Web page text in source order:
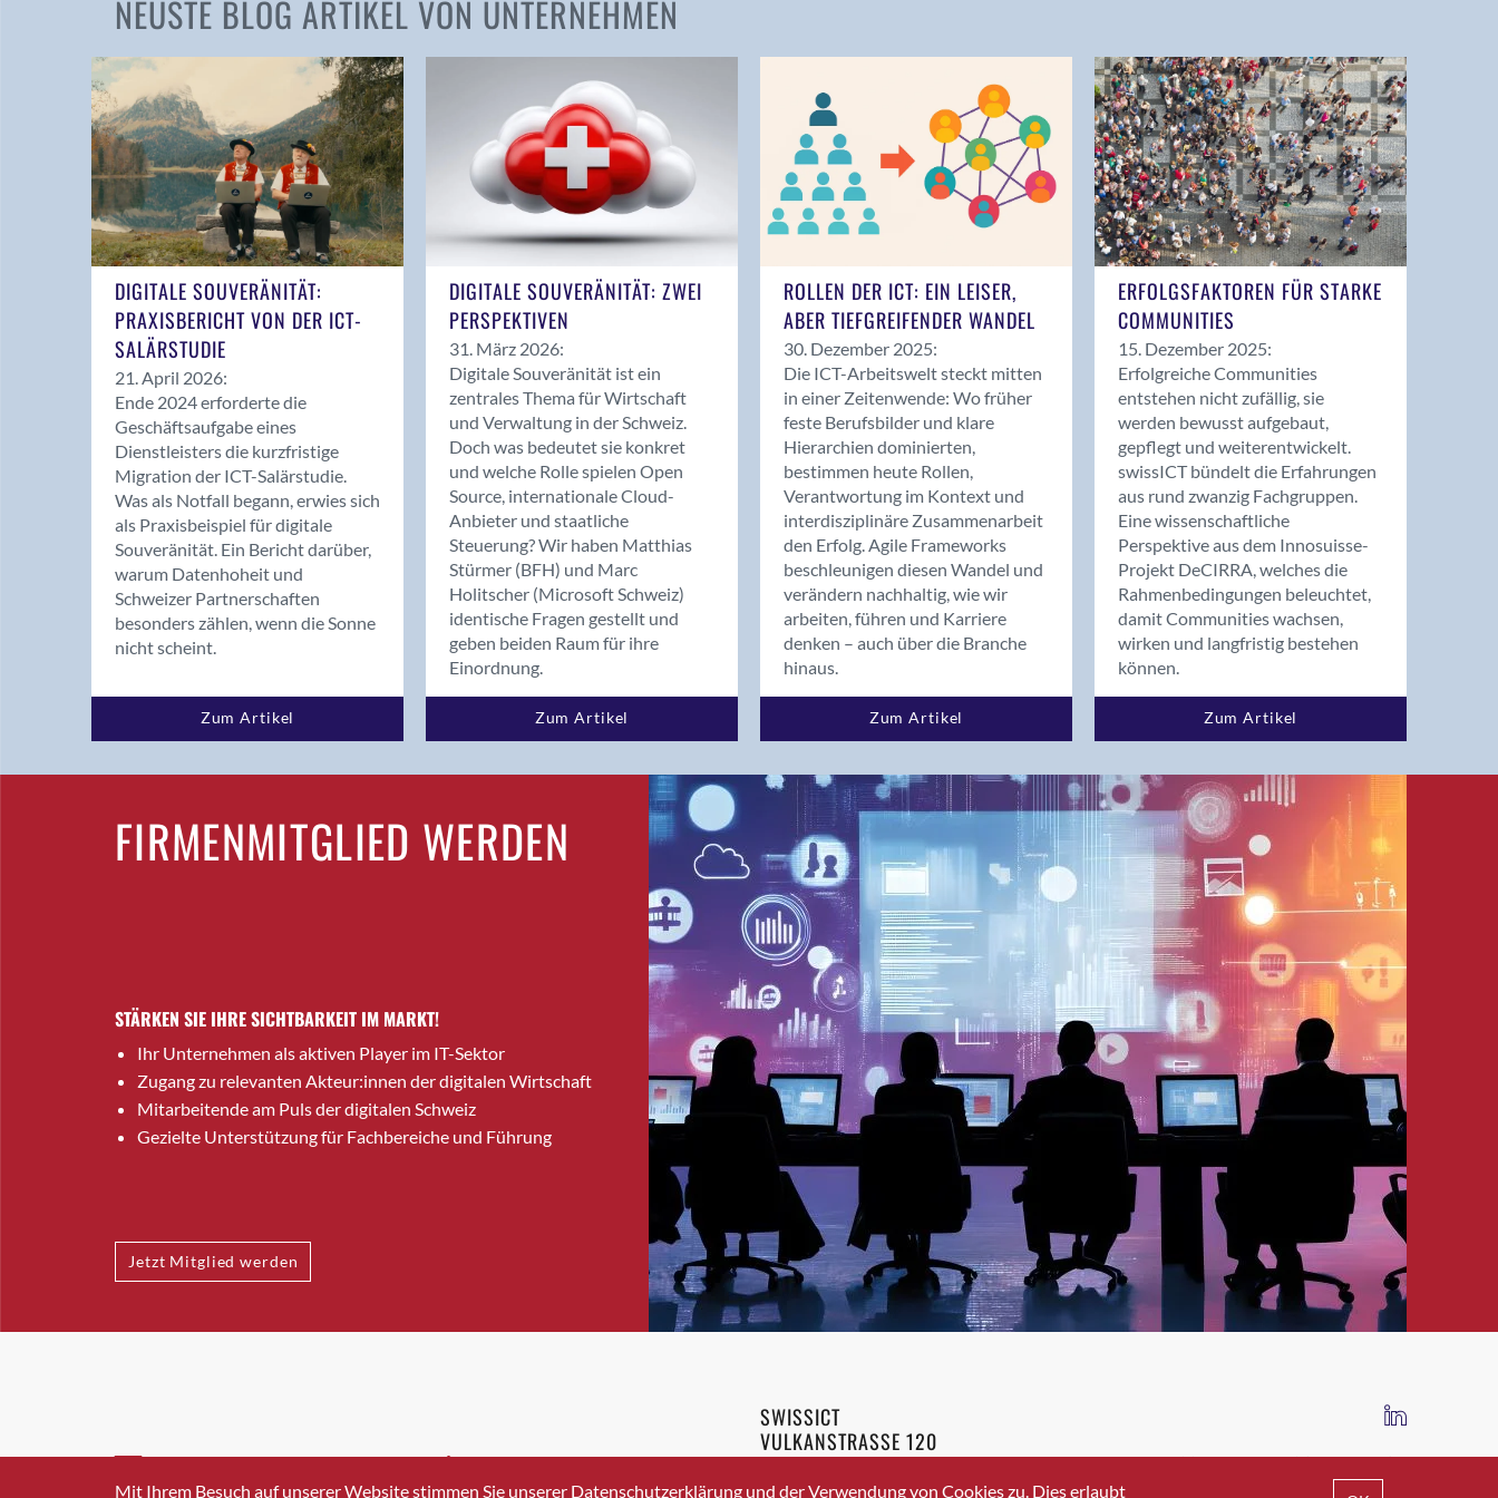
Andelfingen
Balsthal
Balzers
Bassersdorf
Benken (SG)
Bergdietikon
Bern - Liebefeld
Bolligen
Bonaduz
Bonstetten
Bottighofen
Bremgarten bei Bern
Brig-Glis
Bronschhofen
Brugg AG
Brütten
Bubendorf
Buchs (SG)
Bäretswil
Bülach
Cazis
Cham
Davos Platz
Davos Platz 1
NEUSTE BLOG ARTIKEL VON UNTERNEHMEN
DIGITALE SOUVERÄNITÄT:
PRAXISBERICHT VON DER ICT-
SALÄRSTUDIE
21. April 2026:
Ende 2024 erforderte die
Geschäftsaufgabe eines
Dienstleisters die kurzfristige
Migration der ICT-Salärstudie.
Was als Notfall begann, erwies sich
als Praxisbeispiel für digitale
Souveränität. Ein Bericht darüber,
warum Datenhoheit und
Schweizer Partnerschaften
besonders zählen, wenn die Sonne
nicht scheint.
Zum Artikel
DIGITALE SOUVERÄNITÄT: ZWEI
PERSPEKTIVEN
31. März 2026:
Digitale Souveränität ist ein
zentrales Thema für Wirtschaft
und Verwaltung in der Schweiz.
Doch was bedeutet sie konkret
und welche Rolle spielen Open
Source, internationale Cloud-
Anbieter und staatliche
Steuerung? Wir haben Matthias
Stürmer (BFH) und Marc
Holitscher (Microsoft Schweiz)
identische Fragen gestellt und
geben beiden Raum für ihre
Einordnung.
Zum Artikel
ROLLEN DER ICT: EIN LEISER,
ABER TIEFGREIFENDER WANDEL
30. Dezember 2025:
Die ICT-Arbeitswelt steckt mitten
in einer Zeitenwende: Wo früher
feste Berufsbilder und klare
Hierarchien dominierten,
bestimmen heute Rollen,
Verantwortung im Kontext und
interdisziplinäre Zusammenarbeit
den Erfolg. Agile Frameworks
beschleunigen diesen Wandel und
verändern nachhaltig, wie wir
arbeiten, führen und Karriere
denken – auch über die Branche
hinaus.
Zum Artikel
ERFOLGSFAKTOREN FÜR STARKE
COMMUNITIES
15. Dezember 2025:
Erfolgreiche Communities
entstehen nicht zufällig, sie
werden bewusst aufgebaut,
gepflegt und weiterentwickelt.
swissICT bündelt die Erfahrungen
aus rund zwanzig Fachgruppen.
Eine wissenschaftliche
Perspektive aus dem Innosuisse-
Projekt DeCIRRA, welches die
Rahmenbedingungen beleuchtet,
damit Communities wachsen,
wirken und langfristig bestehen
können.
Zum Artikel
FIRMENMITGLIED WERDEN
STÄRKEN SIE IHRE SICHTBARKEIT IM MARKT!
Ihr Unternehmen als aktiven Player im IT-Sektor
Zugang zu relevanten Akteur:innen der digitalen Wirtschaft
Mitarbeitende am Puls der digitalen Schweiz
Gezielte Unterstützung für Fachbereiche und Führung
Jetzt Mitglied werden
INFO@SWISSICT.CH +41 43 336 40 20
SWISSICT
VULKANSTRASSE 120
8048 ZURICH
IMPRESSUM DATENSCHUTZ AGB
Mit Ihrem Besuch auf unserer Website stimmen Sie unserer Datenschutzerklärung und der Verwendung von Cookies zu. Dies erlaubt